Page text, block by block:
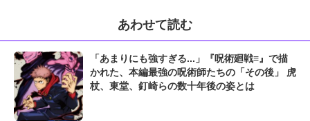
あわせて読む
「あまりにも強すぎる...」『呪術廻戦≡』で描
かれた、本編最強の呪術師たちの「その後」 虎
杖、東堂、釘崎らの数十年後の姿とは